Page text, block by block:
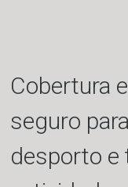
Cobertura
seguro
desporto e